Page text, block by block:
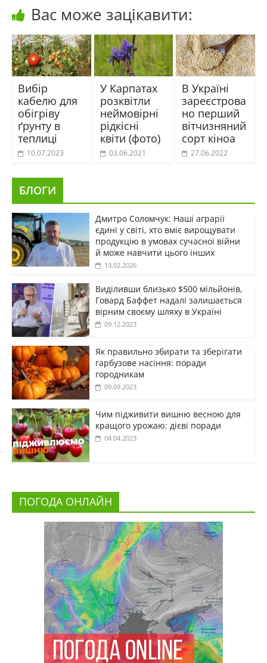
Вас може зацікавити:
Вибір
кабелю для
обігріву
ґрунту в
теплиці
10.07.2023
У Карпатах
розквітли
неймовірні
рідкісні
квіти (фото)
03.06.2021
В Україні
зареєстрова
но перший
вітчизняний
сорт кіноа
27.06.2022
БЛОГИ
Дмитро Соломчук: Наші аграрії
єдині у світі, хто вміє вирощувати
продукцію в умовах сучасної війни
й може навчити цього інших
13.02.2026
Виділивши близько $500 мільйонів,
Говард Баффет надалі залишається
вірним своєму шляху в Україні
09.12.2023
Як правильно збирати та зберігати
гарбузове насіння: поради
городникам
09.09.2023
Чим підживити вишню весною для
кращого урожаю: дієві поради
04.04.2023
ПОГОДА ОНЛАЙН